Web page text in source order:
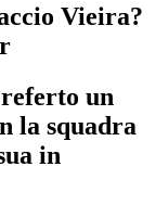
Vieira?
un
la squadra
in